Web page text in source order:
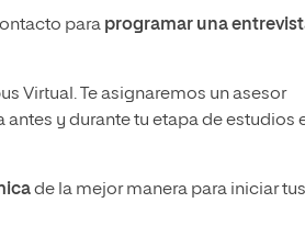
para programar una
Virtual. Te asignaremos un asesor
y durante tu etapa de estudios
de la mejor manera para iniciar tus